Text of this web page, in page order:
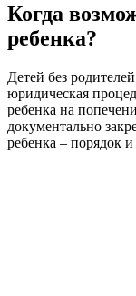
Когда
ребенка?
Детей без
юридическая
ребенка на
документально
ребенка – порядок